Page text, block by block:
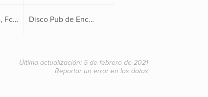
Cristian Lavid, Diego García, Fco. Javier Martínez, Fidel A. López, Javier Esteban, José Mª Mora, J. Miguel Osoro y Juan C. González de la Sota Disco Pub de Encuentro
Última actualización: 5 de febrero de 2021
Reportar un error en los datos